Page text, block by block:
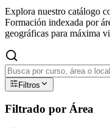
Explora nuestro catálogo
Formación indexada por
geográficas para máxima
Filtros
Filtrado por Área